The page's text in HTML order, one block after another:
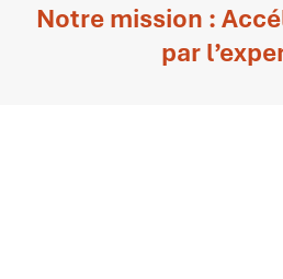
Notre mission :
par